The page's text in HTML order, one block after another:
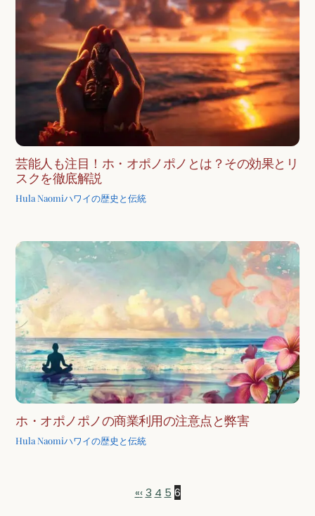
芸能人も注目！ホ・オポノポノとは？その効果とリ
スクを徹底解説
Hula Naomiハワイの歴史と伝統
ホ・オポノポノの商業利用の注意点と弊害
Hula Naomiハワイの歴史と伝統
«‹ 3 4 5 6